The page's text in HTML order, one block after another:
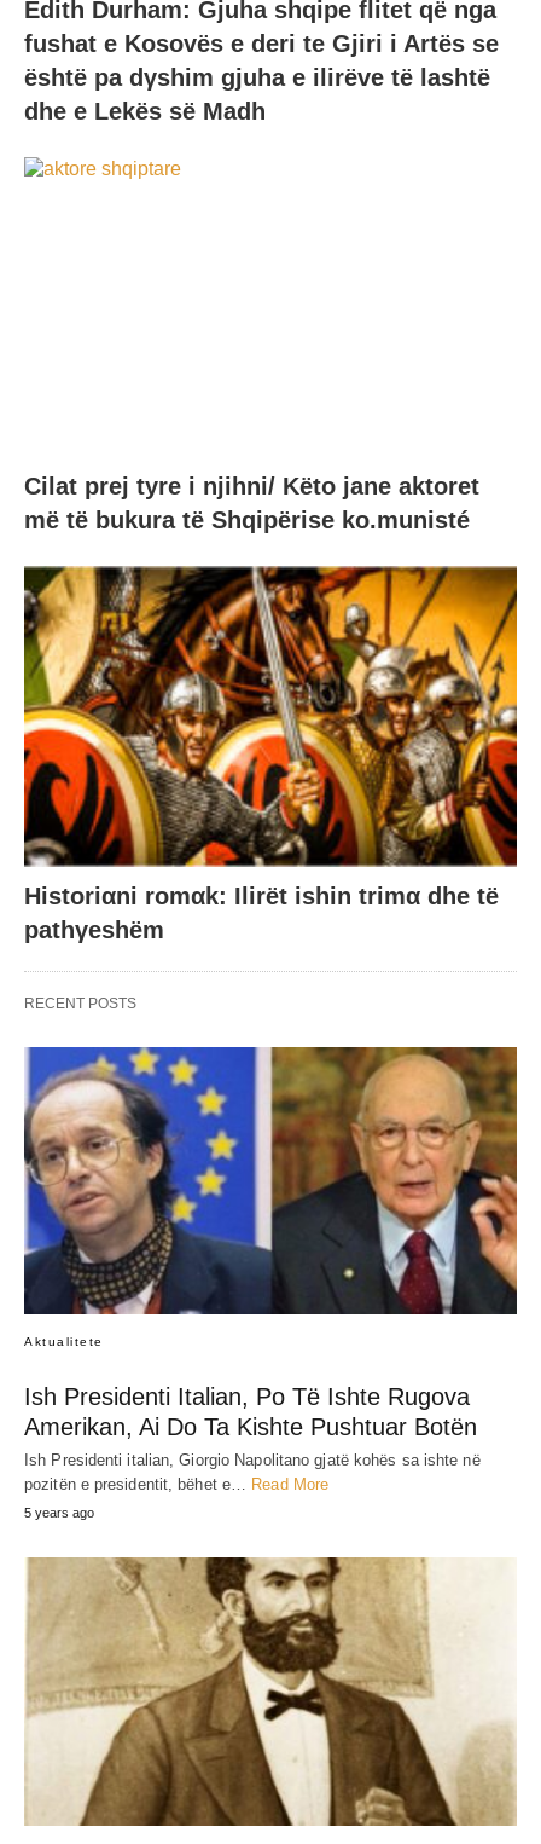
Edith Durham: Gjuha shqipe flitet që nga
fushat e Kosovës e deri te Gjiri i Artës se
është pa dγshim gjuha e ilirëve të lashtë
dhe e Lekës së Madh
Cilat prej tyre i njihni/ Këto jane aktoret
më të bukura të Shqipërise ko.munisté
Historiαni romαk: Ilirët ishin trimα dhe të
pathγeshëm
RECENT POSTS
Aktualitete
Ish Presidenti Italian, Po Të Ishte Rugova
Amerikan, Ai Do Ta Kishte Pushtuar Botën
Ish Presidenti italian, Giorgio Napolitano gjatë kohës sa ishte në
pozitën e presidentit, bëhet e… Read More
5 years ago